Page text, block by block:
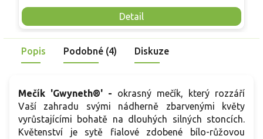
Detail
postupně od dubna do června a nabízí dlouhou sezónu
barev v záhonech i nádobách. Hodí se do skupinových i
plošných výsadeb, dobře kombinovatelná s trvalkami i jinými
cibulovinami, je vhodná také k řezu do vázy.
Popis Podobné (4) Diskuze
Mečík 'Gwyneth®' - okrasný mečík, který rozzáří
Vaší zahradu svými nádherně zbarvenými květy
vyrůstajícími bohatě na dlouhých silných stoncích.
Květenství je sytě fialové zdobené bílo-růžovou